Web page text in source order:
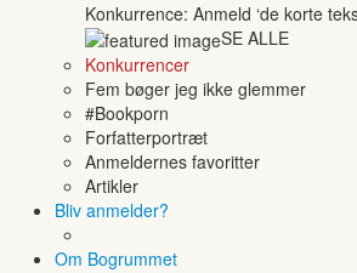
Konkurrence: Anmeld ‘de korte
SE ALLE
Konkurrencer
Fem bøger jeg ikke glemmer
#Bookporn
Forfatterportræt
Anmeldernes favoritter
Artikler
Bliv anmelder?
Om Bogrummet